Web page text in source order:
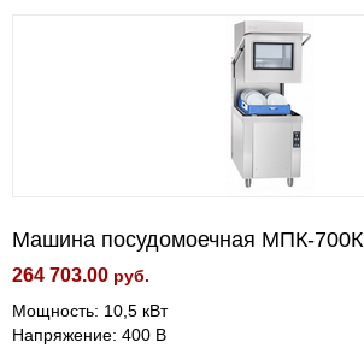
Машина посудомоечная МПК-700К
264 703.00 руб.
Мощность: 10,5 кВт
Напряжение: 400 В